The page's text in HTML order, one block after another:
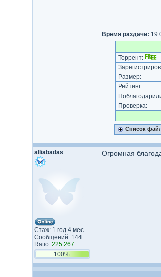
Время раздачи:
Торрент:
Размер:
Рейтинг:
Проверка:
Список
alliabadas
Стаж: 1 год 4 мес.
Сообщений: 144
Ratio: 225.267
100%
Огромная